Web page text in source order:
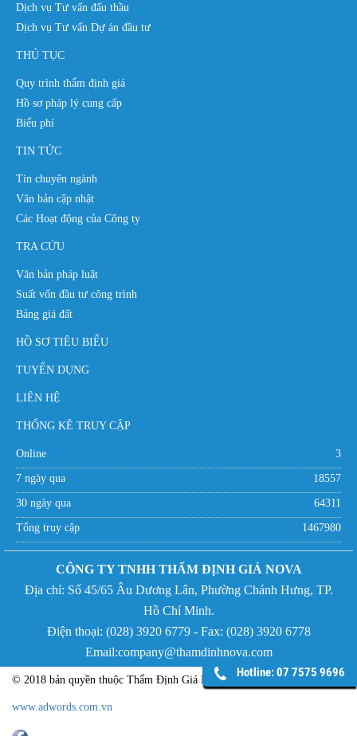
Dịch vụ Tư vấn đấu thầu
Dịch vụ Tư vấn Dự án đầu tư
THỦ TỤC
Quy trình thẩm định giá
Hồ sơ pháp lý cung cấp
Biểu phí
TIN TỨC
Tin chuyên ngành
Văn bản cập nhật
Các Hoạt động của Công ty
TRA CỨU
Văn bản pháp luật
Suất vốn đầu tư công trình
Bảng giá đất
HỒ SƠ TIÊU BIỂU
TUYỂN DỤNG
LIÊN HỆ
THỐNG KÊ TRUY CẬP
Online 3
7 ngày qua 18557
30 ngày qua 64311
Tổng truy cập 1467980
CÔNG TY TNHH THẨM ĐỊNH GIÁ NOVA
Địa chỉ: Số 45/65 Âu Dương Lân, Phường Chánh Hưng, TP.
Hồ Chí Minh.
Điện thoại: (028) 3920 6779 - Fax: (028) 3920 6778
Email:company@thamdinhnova.com
© 2018 bản quyền thuộc Thẩm Định Giá NOVA - Phát triển bởi
www.adwords.com.vn
Hotline: 07 7575 9696